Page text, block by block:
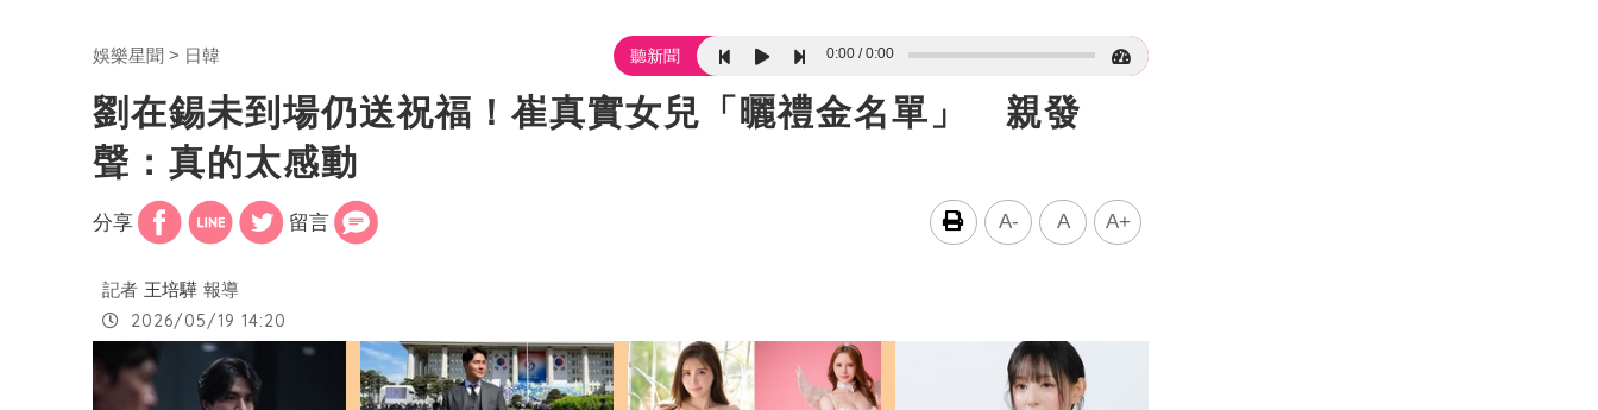
娛樂星聞 日韓 聽新聞 0:00 0:00
劉在錫未到場仍送祝福！崔真實女兒「曬禮金名單」 親發
聲：真的太感動
分享 留言 A- A A+
記者 王培驊 報導
2026/05/19 14:20